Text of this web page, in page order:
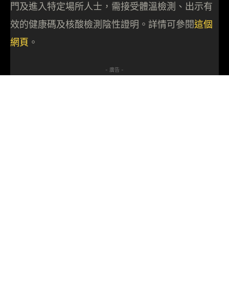
門及進入特定場所人士，需接受體溫檢測、出示有
效的健康碼及核酸檢測陰性證明。詳情可參閱這個
網頁 。
- 廣告 -